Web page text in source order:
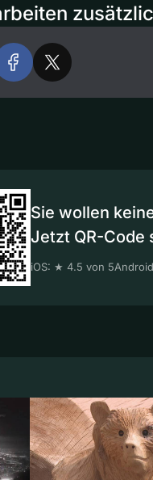
Sie wollen
Jetzt QR-Code
iOS: ★ 4.5 von 5